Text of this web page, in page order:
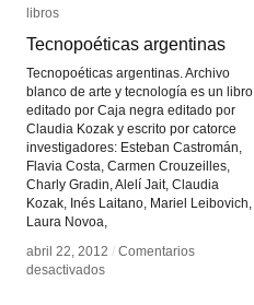
libros
Tecnopoéticas argentinas
Tecnopoéticas argentinas. Archivo
blanco de arte y tecnología es un libro
editado por Caja negra editado por
Claudia Kozak y escrito por catorce
investigadores: Esteban Castromán,
Flavia Costa, Carmen Crouzeilles,
Charly Gradin, Alelí Jait, Claudia
Kozak, Inés Laitano, Mariel Leibovich,
Laura Novoa,
abril 22, 2012 / Comentarios
desactivadosen
libros
Tecnopoéticas argentinas
abril 22, 2012 / Comentarios
desactivadosen